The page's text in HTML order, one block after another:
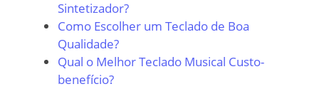
Sintetizador?
Como Escolher um Teclado de Boa
Qualidade?
Qual o Melhor Teclado Musical Custo-
benefício?